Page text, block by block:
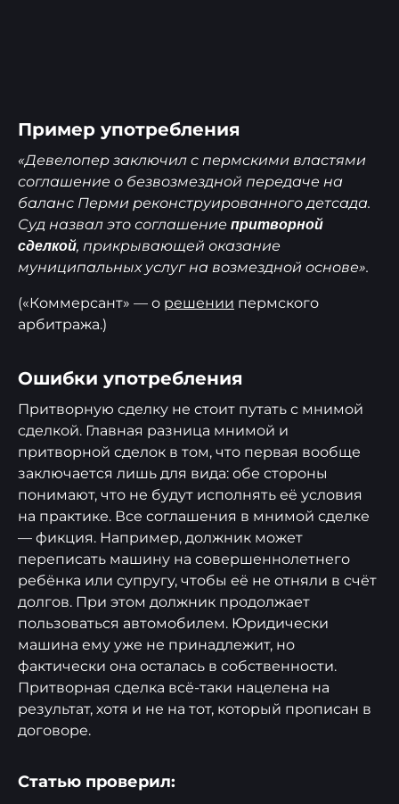
Пример употребления
«Девелопер заключил с пермскими властями
соглашение о безвозмездной передаче на
баланс Перми реконструированного детсада.
Суд назвал это соглашение притворной
сделкой, прикрывающей оказание
муниципальных услуг на возмездной основе».
(«Коммерсант» — о решении пермского
арбитража.)
Ошибки употребления
Притворную сделку не стоит путать с мнимой
сделкой. Главная разница мнимой и
притворной сделок в том, что первая вообще
заключается лишь для вида: обе стороны
понимают, что не будут исполнять её условия
на практике. Все соглашения в мнимой сделке
— фикция. Например, должник может
переписать машину на совершеннолетнего
ребёнка или супругу, чтобы её не отняли в счёт
долгов. При этом должник продолжает
пользоваться автомобилем. Юридически
машина ему уже не принадлежит, но
фактически она осталась в собственности.
Притворная сделка всё-таки нацелена на
результат, хотя и не на тот, который прописан в
договоре.
Статью проверил: